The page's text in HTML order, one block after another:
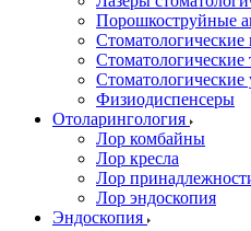
Порошкоструйные
Стоматологические
Физиодиспенсеры
Отоларингология
Лор комбайны
Лор кресла
Лор
Лор эндоскопия
Эндоскопия